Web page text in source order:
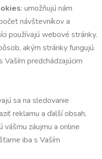
: umožňujú nám
návštevníkov a
používajú webové stránky.
akým stránky fungujú.
predchádzajúcim
sa na sledovanie
reklamu a ďalší obsah,
záujmu a online
iba s Vaším